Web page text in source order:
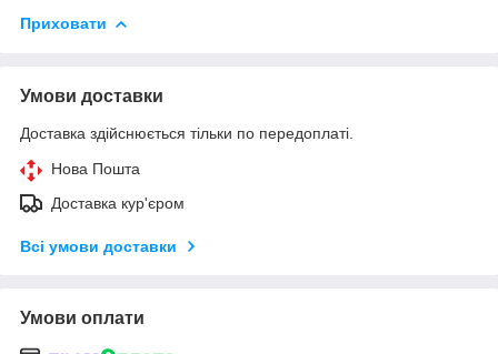
Приховати
Умови доставки
Доставка здійснюється тільки по передоплаті.
Нова Пошта
Доставка кур'єром
Всі умови доставки
Умови оплати